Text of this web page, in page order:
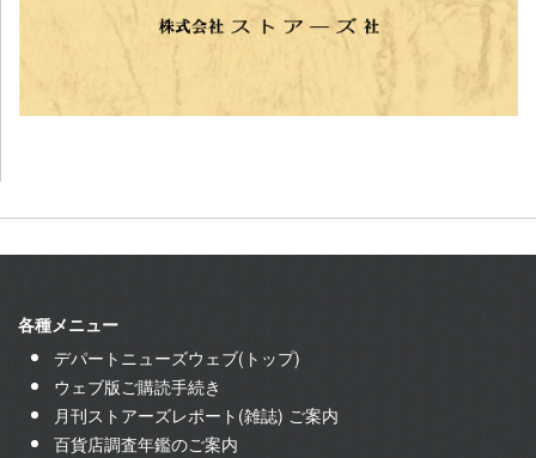
各種メニュー
デパートニューズウェブ(トップ)
ウェブ版ご購読手続き
月刊ストアーズレポート(雑誌) ご案内
百貨店調査年鑑のご案内